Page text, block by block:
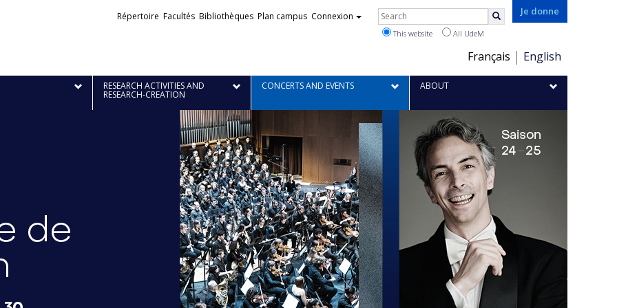
Je donne
Choix
de
langue
Français English
Liens
Répertoire Facultés Bibliothèques Plan campus Connexion Rechercher
This website All UdeM
RESEARCH ACTIVITIES AND
RESEARCH-CREATION
CONCERTS AND EVENTS ABOUT